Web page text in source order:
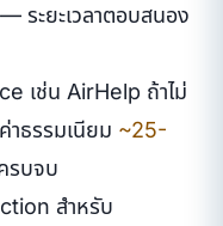
ระยะเวลาตอบสนอง
เช่น AirHelp ถ้าไม่
าธรรมเนียม ~25-
รบจบ
สำหรับ